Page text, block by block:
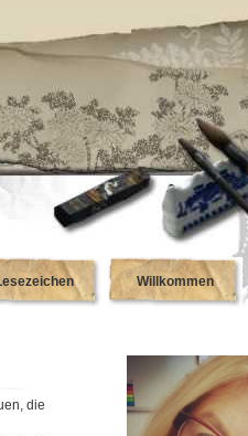
Willkommen
die